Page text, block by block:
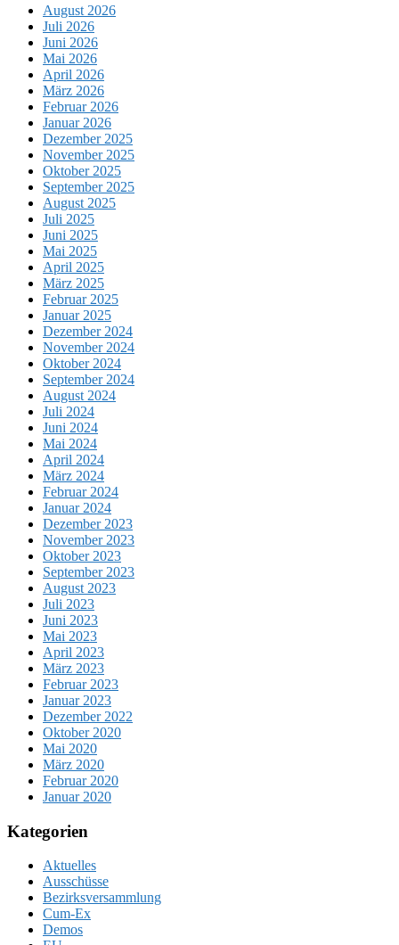
August 2026
Juli 2026
Juni 2026
Mai 2026
April 2026
März 2026
Februar 2026
Januar 2026
Dezember 2025
November 2025
Oktober 2025
September 2025
August 2025
Juli 2025
Juni 2025
Mai 2025
April 2025
März 2025
Februar 2025
Januar 2025
Dezember 2024
November 2024
Oktober 2024
September 2024
August 2024
Juli 2024
Juni 2024
Mai 2024
April 2024
März 2024
Februar 2024
Januar 2024
Dezember 2023
November 2023
Oktober 2023
September 2023
August 2023
Juli 2023
Juni 2023
Mai 2023
April 2023
März 2023
Februar 2023
Januar 2023
Dezember 2022
Oktober 2020
Mai 2020
März 2020
Februar 2020
Januar 2020
Kategorien
Aktuelles
Ausschüsse
Bezirksversammlung
Cum-Ex
Demos